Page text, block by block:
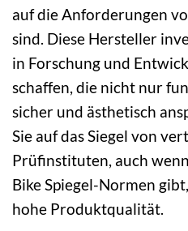
auf die Anforderungen
sind. Diese Hersteller
in Forschung und
schaffen, die nicht nur
sicher und ästhetisch
Sie auf das Siegel von
Prüfinstituten, auch
Bike Spiegel-Normen
hohe Produktqualität.